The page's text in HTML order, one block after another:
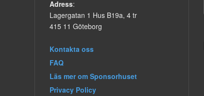
Adress:
Lagergatan 1 Hus B19a, 4 tr
415 11 Göteborg
Kontakta oss
FAQ
Läs mer om Sponsorhuset
Privacy Policy